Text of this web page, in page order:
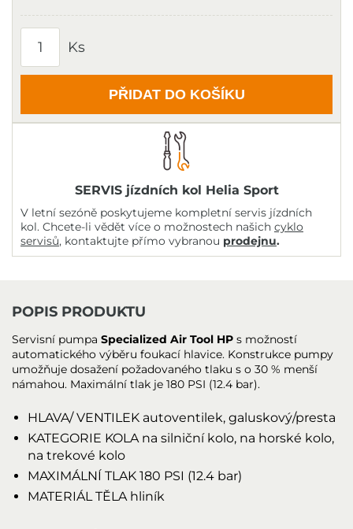
Ks
PŘIDAT DO KOŠÍKU
SERVIS jízdních kol Helia Sport
V letní sezóně poskytujeme kompletní servis jízdních
kol. Chcete-li vědět více o možnostech našich cyklo
servisů, kontaktujte přímo vybranou prodejnu.
POPIS PRODUKTU
Servisní pumpa Specialized Air Tool HP s možností
automatického výběru foukací hlavice. Konstrukce pumpy
umožňuje dosažení požadovaného tlaku s o 30 % menší
námahou. Maximální tlak je 180 PSI (12.4 bar).
HLAVA/ VENTILEK autoventilek, galuskový/presta
KATEGORIE KOLA na silniční kolo, na horské kolo,
na trekové kolo
MAXIMÁLNÍ TLAK 180 PSI (12.4 bar)
MATERIÁL TĚLA hliník